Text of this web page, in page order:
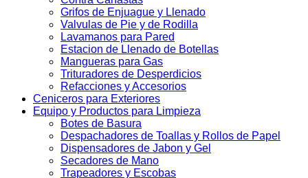
Grifos de Enjuague y Llenado
Valvulas de Pie y de Rodilla
Lavamanos para Pared
Estacion de Llenado de Botellas
Mangueras para Gas
Trituradores de Desperdicios
Refacciones y Accesorios
Ceniceros para Exteriores
Equipo y Productos para Limpieza
Botes de Basura
Despachadores de Toallas y Rollos de Papel
Dispensadores de Jabon y Gel
Secadores de Mano
Trapeadores y Escobas